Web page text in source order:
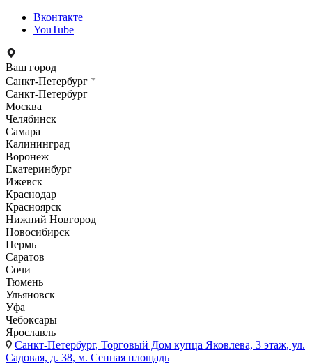
Вконтакте
YouTube
Ваш город
Санкт-Петербург
Санкт-Петербург
Москва
Челябинск
Самара
Калининград
Воронеж
Екатеринбург
Ижевск
Краснодар
Красноярск
Нижний Новгород
Новосибирск
Пермь
Саратов
Сочи
Тюмень
Ульяновск
Уфа
Чебоксары
Ярославль
Санкт-Петербург, Торговый Дом купца Яковлева, 3 этаж, ул.
Садовая, д. 38, м. Сенная площадь